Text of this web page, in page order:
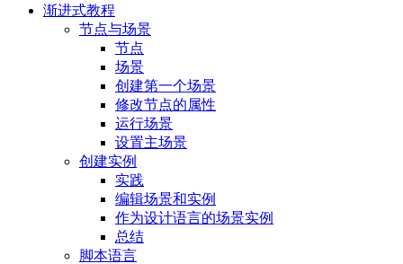
渐进式教程
节点与场景
节点
场景
创建第一个场景
修改节点的属性
运行场景
设置主场景
创建实例
实践
编辑场景和实例
作为设计语言的场景实例
总结
脚本语言